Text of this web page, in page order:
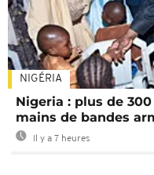
NIGÉRIA
Nigeria : plus de
mains de bandes
Il y a 7 heures